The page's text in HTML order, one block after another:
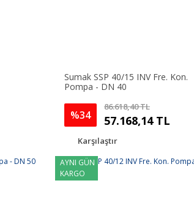
Sumak SSP 40/15 INV Fre. Kon.
Pompa - DN 40
%34
86.618,40 TL
57.168,14 TL
Karşılaştır
AYNI GÜN
KARGO